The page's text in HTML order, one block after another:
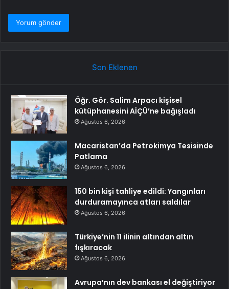
Son Eklenen
Öğr. Gör. Salim Arpacı kişisel
kütüphanesini AİÇÜ’ne bağışladı
Ağustos 6, 2026
Macaristan’da Petrokimya Tesisinde
Patlama
Ağustos 6, 2026
150 bin kişi tahliye edildi: Yangınları
durduramayınca atları saldılar
Ağustos 6, 2026
Türkiye’nin 11 ilinin altından altın
fışkıracak
Ağustos 6, 2026
Avrupa’nın dev bankası el değiştiriyor